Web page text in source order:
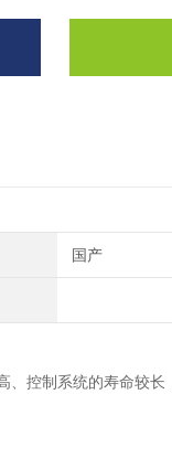
国产
控制系统的寿命较长